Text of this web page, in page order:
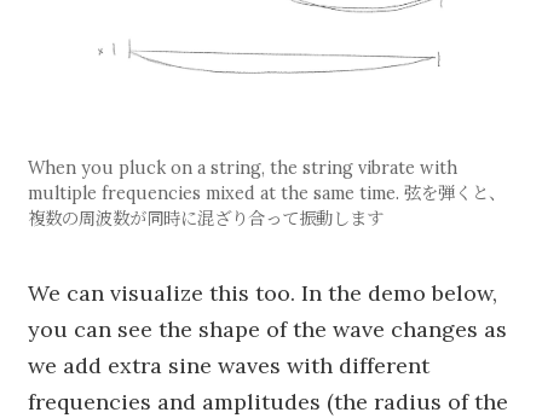
When you pluck on a string, the string vibrate with
multiple frequencies mixed at the same time. 弦を弾くと、
複数の周波数が同時に混ざり合って振動します
We can visualize this too. In the demo below,
you can see the shape of the wave changes as
we add extra sine waves with different
frequencies and amplitudes (the radius of the